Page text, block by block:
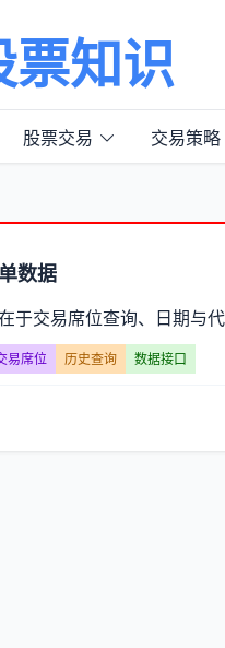
票知识
股票交易 交易策略
数据
于交易席位查询、日期与
易席位 历史查询 数据接口